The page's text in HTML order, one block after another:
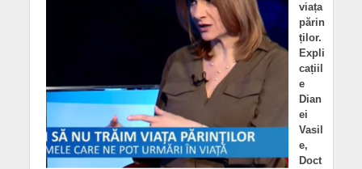
viața
părin
ților.
Expli
cațiil
e
Dian
ei
Vasil
e,
Doct